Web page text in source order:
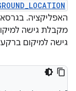
מקבלת גישה
גישה למיקום